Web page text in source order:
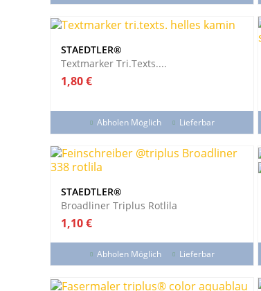
STAEDTLER®
Textmarker Tri.texts....
Preis
1,80 €
Abholen Möglich Lieferbar
STAEDTLER®
Broadliner Triplus Rotlila
Preis
1,10 €
Abholen Möglich Lieferbar